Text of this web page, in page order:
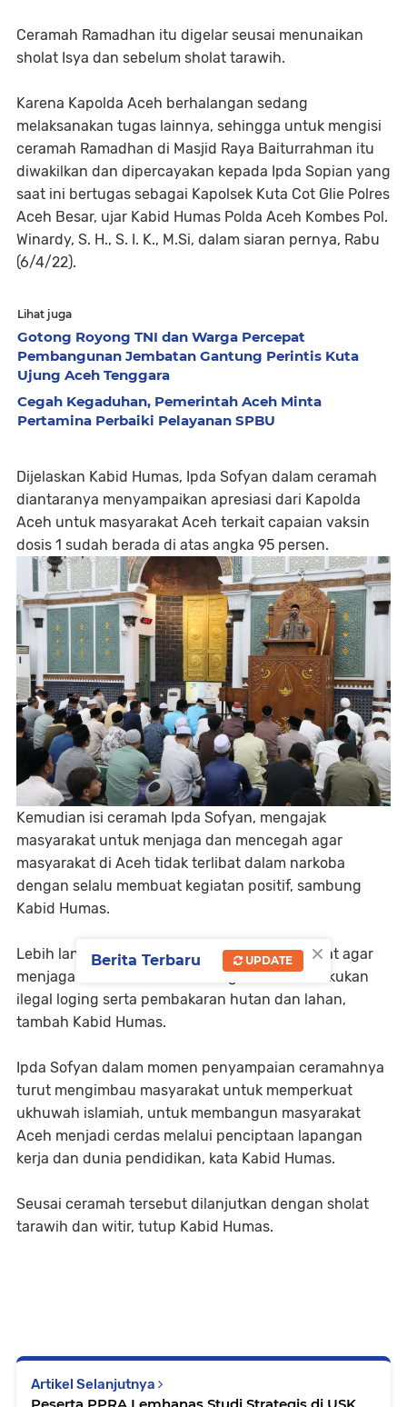
Ceramah Ramadhan itu digelar seusai menunaikan
sholat Isya dan sebelum sholat tarawih.
Karena Kapolda Aceh berhalangan sedang
melaksanakan tugas lainnya, sehingga untuk mengisi
ceramah Ramadhan di Masjid Raya Baiturrahman itu
diwakilkan dan dipercayakan kepada Ipda Sopian yang
saat ini bertugas sebagai Kapolsek Kuta Cot Glie Polres
Aceh Besar, ujar Kabid Humas Polda Aceh Kombes Pol.
Winardy, S. H., S. I. K., M.Si, dalam siaran pernya, Rabu
(6/4/22).
Lihat juga
Gotong Royong TNI dan Warga Percepat
Pembangunan Jembatan Gantung Perintis Kuta
Ujung Aceh Tenggara
Cegah Kegaduhan, Pemerintah Aceh Minta
Pertamina Perbaiki Pelayanan SPBU
Dijelaskan Kabid Humas, Ipda Sofyan dalam ceramah
diantaranya menyampaikan apresiasi dari Kapolda
Aceh untuk masyarakat Aceh terkait capaian vaksin
dosis 1 sudah berada di atas angka 95 persen.
Kemudian isi ceramah Ipda Sofyan, mengajak
masyarakat untuk menjaga dan mencegah agar
masyarakat di Aceh tidak terlibat dalam narkoba
dengan selalu membuat kegiatan positif, sambung
Kabid Humas.
Lebih lanjut, Ipda Sofyan mengajak masyarakat agar
menjaga kelestarian hutan dengan tidak melakukan
ilegal loging serta pembakaran hutan dan lahan,
tambah Kabid Humas.
Ipda Sofyan dalam momen penyampaian ceramahnya
turut mengimbau masyarakat untuk memperkuat
ukhuwah islamiah, untuk membangun masyarakat
Aceh menjadi cerdas melalui penciptaan lapangan
kerja dan dunia pendidikan, kata Kabid Humas.
Seusai ceramah tersebut dilanjutkan dengan sholat
tarawih dan witir, tutup Kabid Humas.
Artikel Selanjutnya
×
Berita Terbaru UPDATE